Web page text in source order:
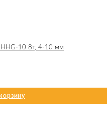
HHG-10 8т, 4-10 мм